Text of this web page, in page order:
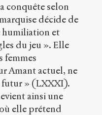
conquête selon
décide de
humiliation et
du jeu ». Elle
femmes
Amant actuel, ne
futur » (LXXXI).
ainsi une
elle prétend